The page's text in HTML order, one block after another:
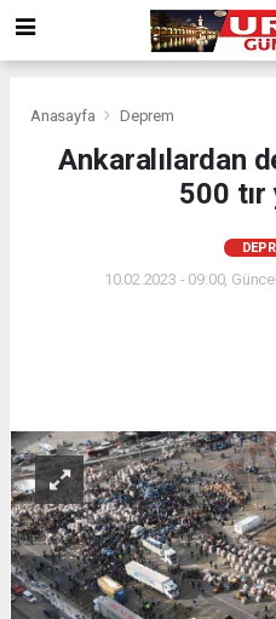
Anasayfa Deprem
Ankaralılardan
500 tır
10.02.2023 - 09:00,